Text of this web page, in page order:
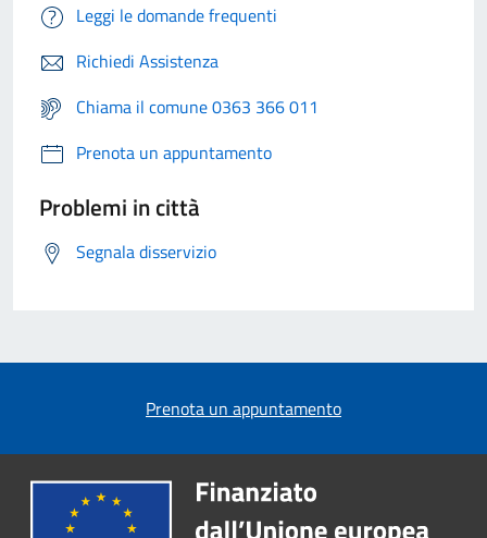
Leggi le domande frequenti
Richiedi Assistenza
Chiama il comune 0363 366 011
Prenota un appuntamento
Problemi in città
Segnala disservizio
Prenota un appuntamento